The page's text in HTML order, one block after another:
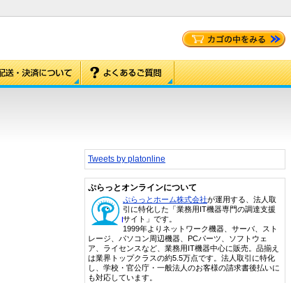
Tweets by platonline
ぷらっとオンラインについて
ぷらっとホーム株式会社が運用する、法人取
引に特化した「業務用IT機器専門の調達支援
サイト」です。
1999年よりネットワーク機器、サーバ、スト
レージ、パソコン周辺機器、PCパーツ、ソフトウェ
ア、ライセンスなど、業務用IT機器中心に販売。品揃え
は業界トップクラスの約5.5万点です。法人取引に特化
し、学校・官公庁・一般法人のお客様の請求書後払いに
も対応しています。